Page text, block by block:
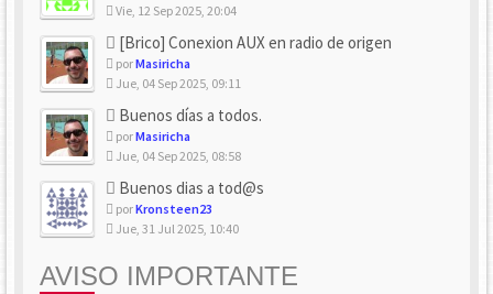
Vie, 12 Sep 2025, 20:04
[Brico] Conexion AUX en radio de origen
porMasiricha
Jue, 04 Sep 2025, 09:11
Buenos días a todos.
porMasiricha
Jue, 04 Sep 2025, 08:58
Buenos dias a tod@s
porKronsteen23
Jue, 31 Jul 2025, 10:40
AVISO IMPORTANTE